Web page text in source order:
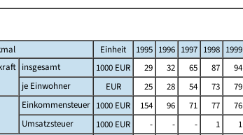
Einheit 1995 1996 1997 1998 1999
insgesamt 1000 EUR 29 32 65 87 94
je Einwohner
EUR 25 28 54 73 79
Einkommensteuer 1000 EUR 154 96 71 77 76
Umsatzsteuer
1000 EUR - - - 1 1